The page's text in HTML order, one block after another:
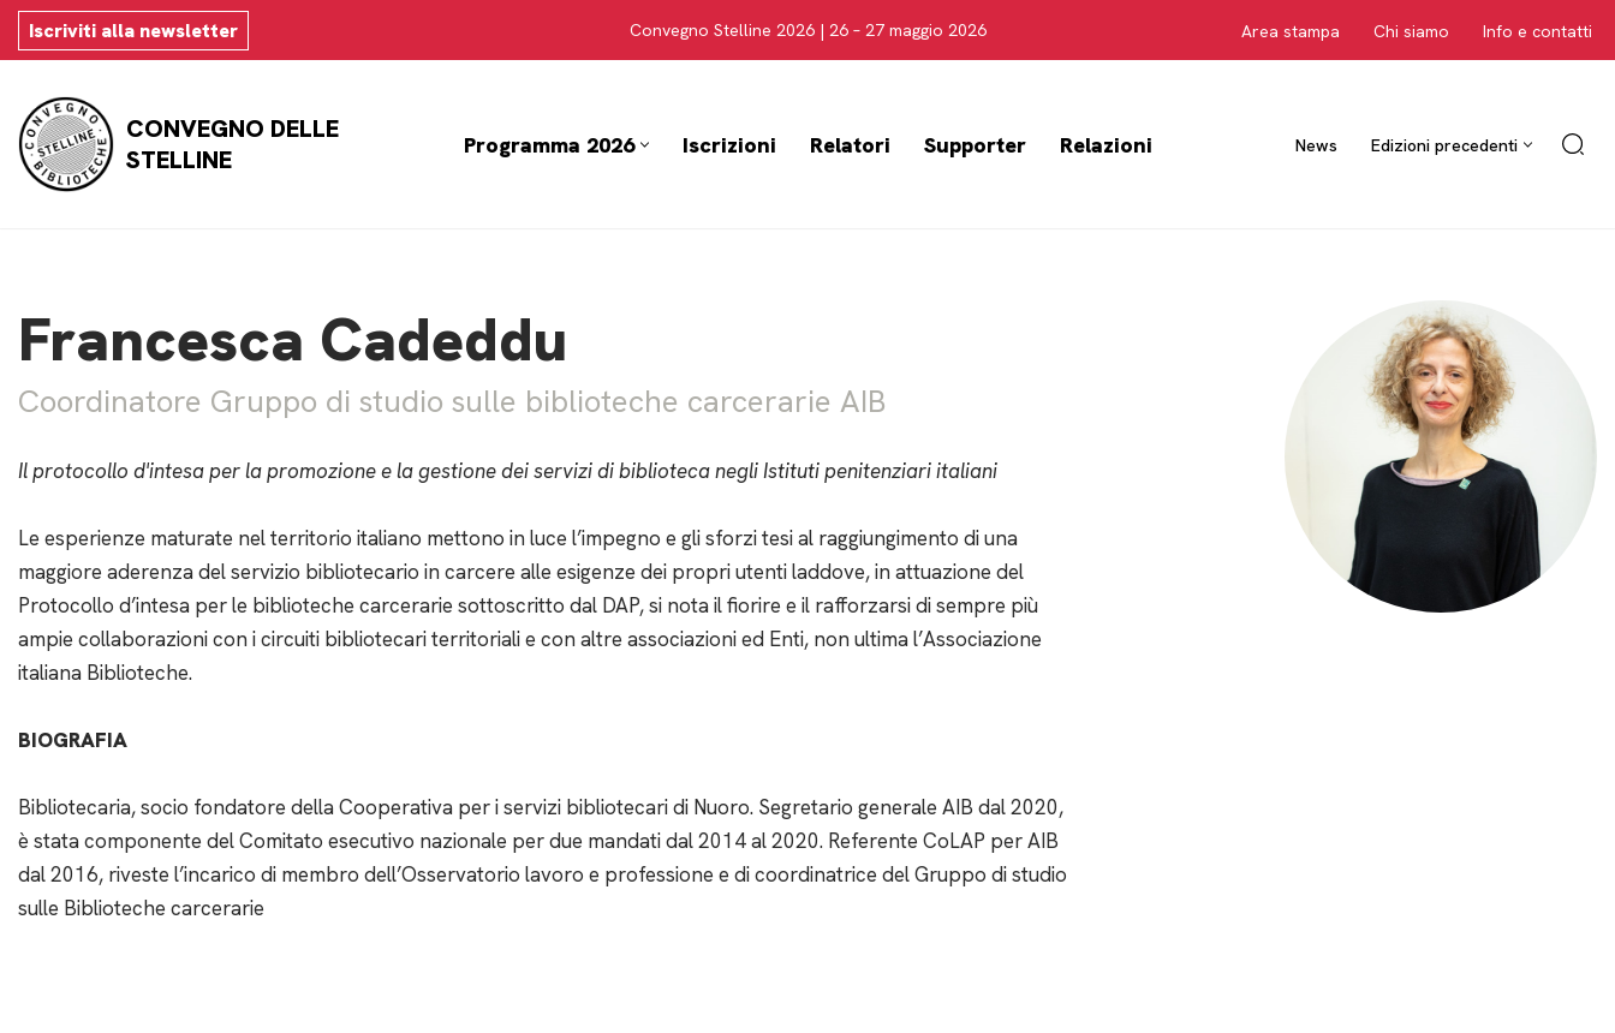
Vai
contenuto
Iscriviti alla newsletter Convegno Stelline 2026 | 26 – 27 maggio 2026 Area stampa Chi siamo Info e contatti
CONVEGNO DELLE
STELLINE
Programma 2026 Iscrizioni Relatori Supporter Relazioni News Edizioni precedenti
Francesca Cadeddu
Coordinatore Gruppo di studio sulle biblioteche carcerarie AIB
Il protocollo d'intesa per la promozione e la gestione dei servizi di biblioteca negli Istituti penitenziari italiani
Le esperienze maturate nel territorio italiano mettono in luce l’impegno e gli sforzi tesi al raggiungimento di una
maggiore aderenza del servizio bibliotecario in carcere alle esigenze dei propri utenti laddove, in attuazione del
Protocollo d’intesa per le biblioteche carcerarie sottoscritto dal DAP, si nota il fiorire e il rafforzarsi di sempre più
ampie collaborazioni con i circuiti bibliotecari territoriali e con altre associazioni ed Enti, non ultima l’Associazione
italiana Biblioteche.
BIOGRAFIA
Bibliotecaria, socio fondatore della Cooperativa per i servizi bibliotecari di Nuoro. Segretario generale AIB dal 2020,
è stata componente del Comitato esecutivo nazionale per due mandati dal 2014 al 2020. Referente CoLAP per AIB
dal 2016, riveste l’incarico di membro dell’Osservatorio lavoro e professione e di coordinatrice del Gruppo di studio
sulle Biblioteche carcerarie